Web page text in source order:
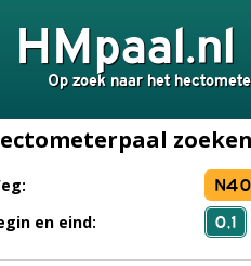
HMpaal.nl
Op zoek naar het
zoeken
en eind: 0,1